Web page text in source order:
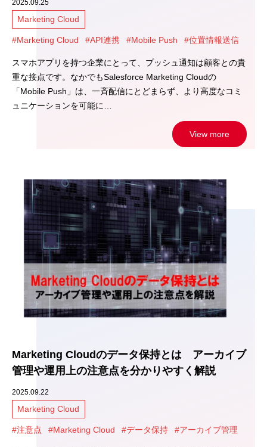
2025.09.25
Marketing Cloud
#Marketing Cloud #API連携 #Mobile Push #位置情報送信
スマホアプリを持つ企業にとって、プッシュ通知は顧客との貴
重な接点です。なかでもSalesforce Marketing Cloudの
「Mobile Push」は、一斉配信にとどまらず、より高度なコミ
ュニケーションを可能に…
View more
Marketing Cloudのデータ保持とは アーカイブ
管理や運用上の注意点を分かりやすく解説
2025.09.22
Marketing Cloud
#注意点 #Marketing Cloud #データ保持 #アーカイブ管理